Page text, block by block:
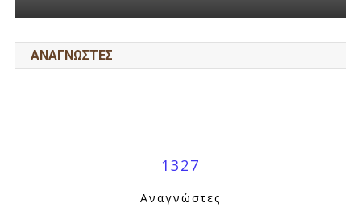
ΑΝΑΓΝΩΣΤΕΣ
1327
Αναγνώστες